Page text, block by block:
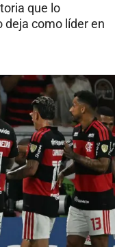
que lo
deja como líder en